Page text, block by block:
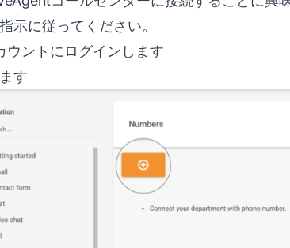
示に従ってください。
ウントにログインします
す